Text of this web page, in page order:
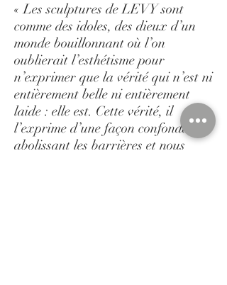
« Les sculptures de LEVY sont
comme des idoles, des dieux d’un
monde bouillonnant où l’on
oublierait l’esthétisme pour
n’exprimer que la vérité qui n’est ni
entièrement belle ni entièrement
laide : elle est. Cette vérité, il
l’exprime d’une façon confondante,
abolissant les barrières et nous